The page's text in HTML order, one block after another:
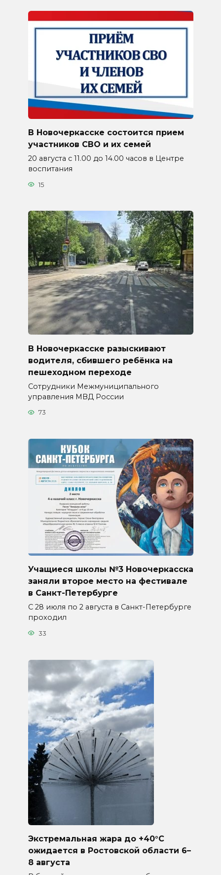
В Новочеркасске состоится прием
участников СВО и их семей
20 августа с 11.00 до 14.00 часов в Центре
воспитания
15
В Новочеркасске разыскивают
водителя, сбившего ребёнка на
пешеходном переходе
Сотрудники Межмуниципального
управления МВД России
73
Учащиеся школы №3 Новочеркасска
заняли второе место на фестивале
в Санкт-Петербурге
С 28 июля по 2 августа в Санкт-Петербурге
проходил
33
Экстремальная жара до +40°C
ожидается в Ростовской области 6–
8 августа